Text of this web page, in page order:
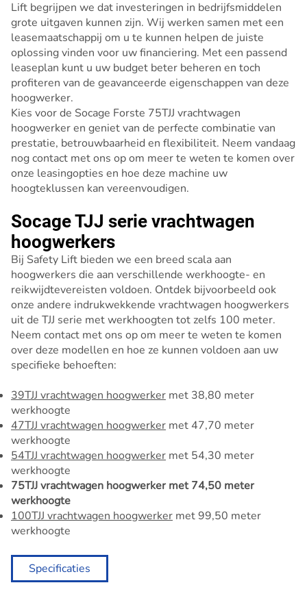
Lift begrijpen we dat investeringen in bedrijfsmiddelen
grote uitgaven kunnen zijn. Wij werken samen met een
leasemaatschappij om u te kunnen helpen de juiste
oplossing vinden voor uw financiering. Met een passend
leaseplan kunt u uw budget beter beheren en toch
profiteren van de geavanceerde eigenschappen van deze
hoogwerker.
Kies voor de Socage Forste 75TJJ vrachtwagen
hoogwerker en geniet van de perfecte combinatie van
prestatie, betrouwbaarheid en flexibiliteit. Neem vandaag
nog contact met ons op om meer te weten te komen over
onze leasingopties en hoe deze machine uw
hoogteklussen kan vereenvoudigen.
Socage TJJ serie vrachtwagen
hoogwerkers
Bij Safety Lift bieden we een breed scala aan
hoogwerkers die aan verschillende werkhoogte- en
reikwijdtevereisten voldoen. Ontdek bijvoorbeeld ook
onze andere indrukwekkende vrachtwagen hoogwerkers
uit de TJJ serie met werkhoogten tot zelfs 100 meter.
Neem contact met ons op om meer te weten te komen
over deze modellen en hoe ze kunnen voldoen aan uw
specifieke behoeften:
39TJJ vrachtwagen hoogwerker met 38,80 meter
werkhoogte
47TJJ vrachtwagen hoogwerker met 47,70 meter
werkhoogte
54TJJ vrachtwagen hoogwerker met 54,30 meter
werkhoogte
75TJJ vrachtwagen hoogwerker met 74,50 meter
werkhoogte
100TJJ vrachtwagen hoogwerker met 99,50 meter
werkhoogte
Specificaties